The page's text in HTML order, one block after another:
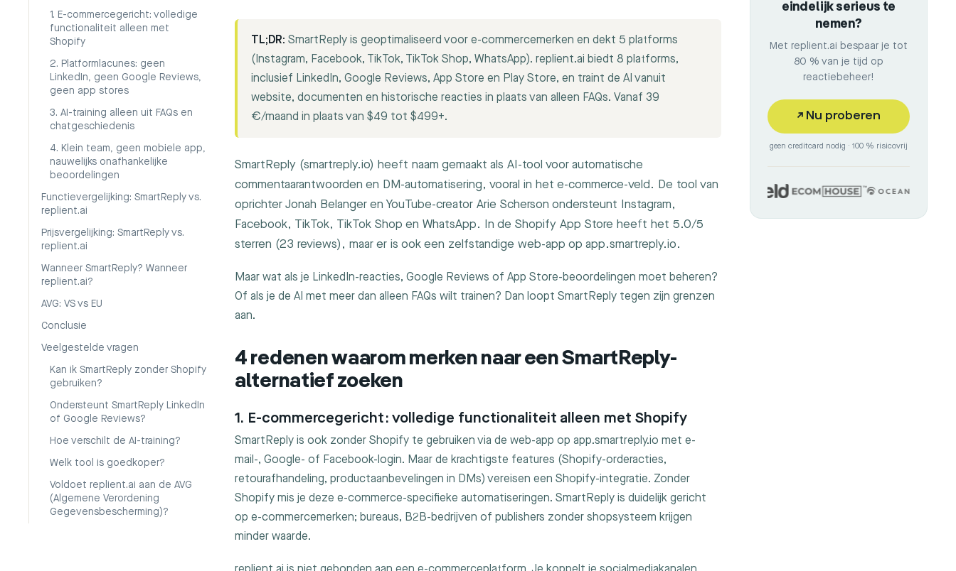
1. E-commercegericht: volledige
functionaliteit alleen met
Shopify
2. Platformlacunes: geen
LinkedIn, geen Google Reviews,
geen app stores
3. AI-training alleen uit FAQs en
chatgeschiedenis
4. Klein team, geen mobiele app,
nauwelijks onafhankelijke
beoordelingen
Functievergelijking: SmartReply vs.
replient.ai
Prijsvergelijking: SmartReply vs.
replient.ai
Wanneer SmartReply? Wanneer
replient.ai?
AVG: VS vs EU
Conclusie
Veelgestelde vragen
Kan ik SmartReply zonder Shopify
gebruiken?
Ondersteunt SmartReply LinkedIn
of Google Reviews?
Hoe verschilt de AI-training?
Welk tool is goedkoper?
Voldoet replient.ai aan de AVG
(Algemene Verordening
Gegevensbescherming)?
TL;DR: SmartReply is geoptimaliseerd voor e-commercemerken en dekt 5 platforms
(Instagram, Facebook, TikTok, TikTok Shop, WhatsApp). replient.ai biedt 8 platforms,
inclusief LinkedIn, Google Reviews, App Store en Play Store, en traint de AI vanuit
website, documenten en historische reacties in plaats van alleen FAQs. Vanaf 39
€/maand in plaats van $49 tot $499+.
SmartReply (smartreply.io) heeft naam gemaakt als AI-tool voor automatische
commentaarantwoorden en DM-automatisering, vooral in het e-commerce-veld. De tool van
oprichter Jonah Belanger en YouTube-creator Arie Scherson ondersteunt Instagram,
Facebook, TikTok, TikTok Shop en WhatsApp. In de Shopify App Store heeft het 5.0/5
sterren (23 reviews), maar er is ook een zelfstandige web-app op app.smartreply.io.
Maar wat als je LinkedIn-reacties, Google Reviews of App Store-beoordelingen moet beheren?
Of als je de AI met meer dan alleen FAQs wilt trainen? Dan loopt SmartReply tegen zijn grenzen
aan.
4 redenen waarom merken naar een SmartReply-
alternatief zoeken
1. E-commercegericht: volledige functionaliteit alleen met Shopify
SmartReply is ook zonder Shopify te gebruiken via de web-app op app.smartreply.io met e-
mail-, Google- of Facebook-login. Maar de krachtigste features (Shopify-orderacties,
retourafhandeling, productaanbevelingen in DMs) vereisen een Shopify-integratie. Zonder
Shopify mis je deze e-commerce-specifieke automatiseringen. SmartReply is duidelijk gericht
op e-commercemerken; bureaus, B2B-bedrijven of publishers zonder shopsysteem krijgen
minder waarde.
eindelijk serieus te
nemen?
Met replient.ai bespaar je tot
80 % van je tijd op
reactiebeheer!
↗ Nu proberen
geen creditcard nodig · 100 % risicovrij